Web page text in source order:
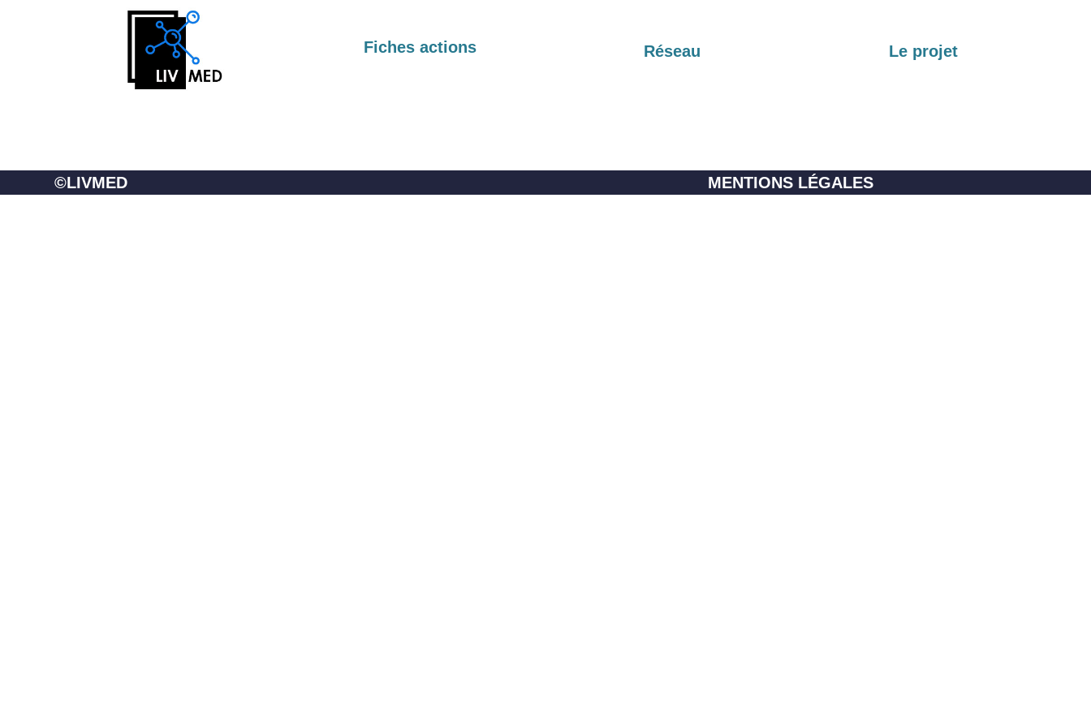
Fiches actions Réseau Le projet
©LIVMED MENTIONS LÉGALES